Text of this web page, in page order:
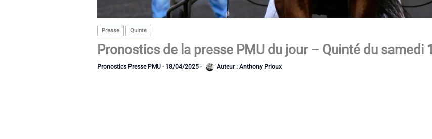
Presse Quinte
Pronostics de la presse PMU du jour – Quinté du samedi
Pronostics Presse PMU - 18/04/2025 - Auteur : Anthony Prioux